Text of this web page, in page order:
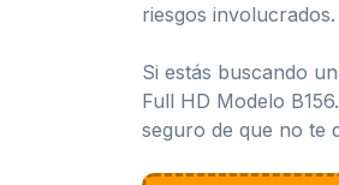
riesgos involucrados.
Si estás buscando
Full HD Modelo
seguro de que no te